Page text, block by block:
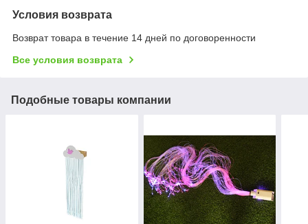
Условия возврата
Возврат товара в течение 14 дней по договоренности
Все условия возврата
Подобные товары компании